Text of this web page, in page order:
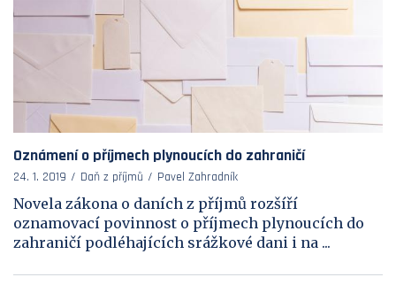
Oznámení o příjmech plynoucích do zahraničí
24. 1. 2019 Daň z příjmů Pavel Zahradník
Novela zákona o daních z příjmů rozšíří
oznamovací povinnost o příjmech plynoucích do
zahraničí podléhajících srážkové dani i na ...